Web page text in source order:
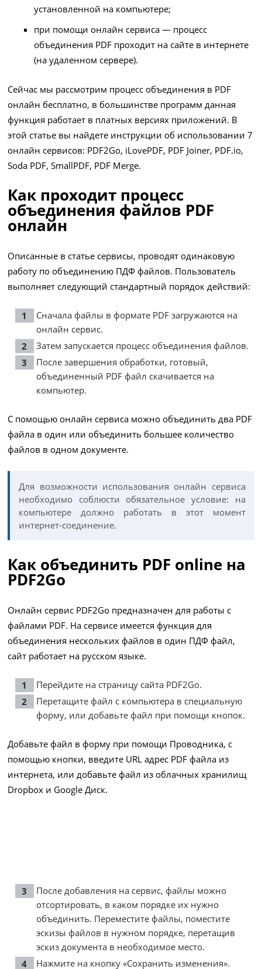
установленной на компьютере;
при помощи онлайн сервиса — процесс
объединения PDF проходит на сайте в интернете
(на удаленном сервере).
Сейчас мы рассмотрим процесс объединения в PDF
онлайн бесплатно, в большинстве программ данная
функция работает в платных версиях приложений. В
этой статье вы найдете инструкции об использовании 7
онлайн сервисов: PDF2Go, iLovePDF, PDF Joiner, PDF.io,
Soda PDF, SmallPDF, PDF Merge.
Как проходит процесс
объединения файлов PDF
онлайн
Описанные в статье сервисы, проводят одинаковую
работу по объединению ПДФ файлов. Пользователь
выполняет следующий стандартный порядок действий:
Сначала файлы в формате PDF загружаются на
онлайн сервис.
Затем запускается процесс объединения файлов.
После завершения обработки, готовый,
объединенный PDF файл скачивается на
компьютер.
С помощью онлайн сервиса можно объединить два PDF
файла в один или объединить большее количество
файлов в одном документе.
Для возможности использования онлайн сервиса
необходимо соблюсти обязательное условие: на
компьютере должно работать в этот момент
интернет-соединение.
Как объединить PDF online на
PDF2Go
Онлайн сервис PDF2Go предназначен для работы с
файлами PDF. На сервисе имеется функция для
объединения нескольких файлов в один ПДФ файл,
сайт работает на русском языке.
Перейдите на страницу сайта PDF2Go.
Перетащите файл с компьютера в специальную
форму, или добавьте файл при помощи кнопок.
Добавьте файл в форму при помощи Проводника, с
помощью кнопки, введите URL адрес PDF файла из
интернета, или добавьте файл из облачных хранилищ
Dropbox и Google Диск.
После добавления на сервис, файлы можно
отсортировать, в каком порядке их нужно
объединить. Переместите файлы, поместите
эскизы файлов в нужном порядке, перетащив
эскиз документа в необходимое место.
Нажмите на кнопку «Сохранить изменения».